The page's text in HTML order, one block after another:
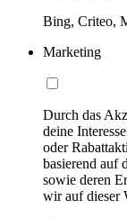
Bing, Criteo,
Marketing
Durch das
deine
oder
basierend auf
sowie deren
wir auf dieser